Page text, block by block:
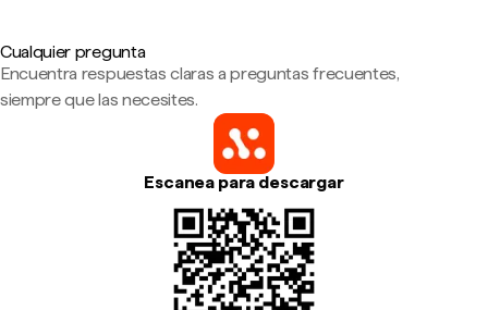
Cualquier pregunta
Encuentra respuestas claras a preguntas frecuentes,
siempre que las necesites.
Escanea para descargar